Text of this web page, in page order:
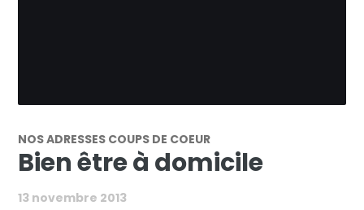
NOS ADRESSES COUPS DE COEUR
Bien être à domicile
13 novembre 2013